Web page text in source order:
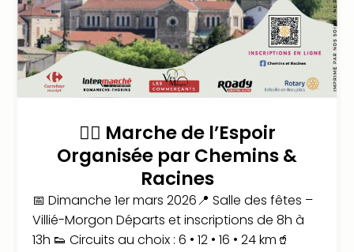
🚶‍♀️ Marche de l’Espoir
Organisée par Chemins &
Racines
📅 Dimanche 1er mars 2026📍 Salle des fêtes –
Villié-Morgon Départs et inscriptions de 8h à
13h 👟 Circuits au choix : 6 • 12 • 16 • 24 km🥤